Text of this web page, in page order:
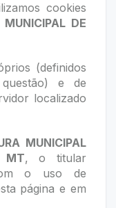
cookies
MUNICIPAL DE
(definidos
e de
localizado
MUNICIPAL
MT, o titular
o uso de
página e em